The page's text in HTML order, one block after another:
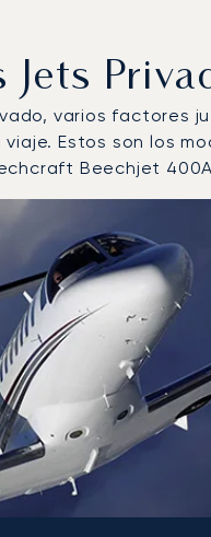
Jets
varios factores
Estos son los
Beechjet
: Los 3 modelos de
Modelo de aeronave
Velocidad (nudos)